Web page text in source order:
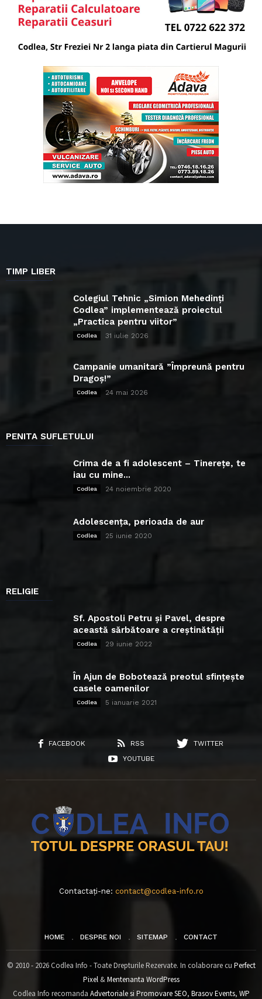
TIMP LIBER
Colegiul Tehnic „Simion Mehedinți
Codlea” implementează proiectul
„Practica pentru viitor”
Codlea 31 iulie 2026
Campanie umanitară ”Împreună pentru
Dragoș!”
Codlea 24 mai 2026
PENITA SUFLETULUI
Crima de a fi adolescent – Tinerețe, te
iau cu mine...
Codlea 24 noiembrie 2020
Adolescența, perioada de aur
Codlea 25 iunie 2020
RELIGIE
Sf. Apostoli Petru și Pavel, despre
această sărbătoare a creștinătății
Codlea 29 iunie 2022
În Ajun de Bobotează preotul sfințește
casele oamenilor
Codlea 5 ianuarie 2021
FACEBOOK RSS
TWITTER
YOUTUBE
Contactați-ne: contact@codlea-info.ro
HOME DESPRE NOI SITEMAP CONTACT
© 2010 - 2026 Codlea Info - Toate Drepturile Rezervate. In colaborare cu Perfect
Pixel&Mentenanta WordPress
Codlea Info recomanda Advertoriale si Promovare SEO, Brasov Events, WP